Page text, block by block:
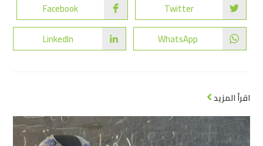
Twitter
Facebook
WhatsApp
LinkedIn
اقرأ المزيد